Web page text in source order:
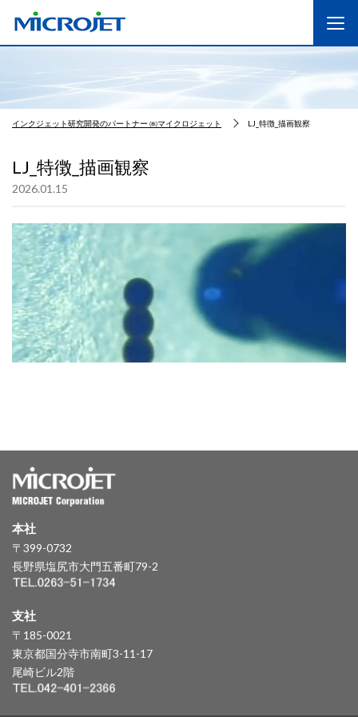
インクジェット研究開発のパートナー ㈱マイクロジェット LJ_特徴_描画観察
LJ_特徴_描画観察
2026.01.15
本社
〒399-0732
長野県塩尻市大門五番町79-2
支社
〒185-0021
東京都国分寺市南町3-11-17
尾崎ビル2階